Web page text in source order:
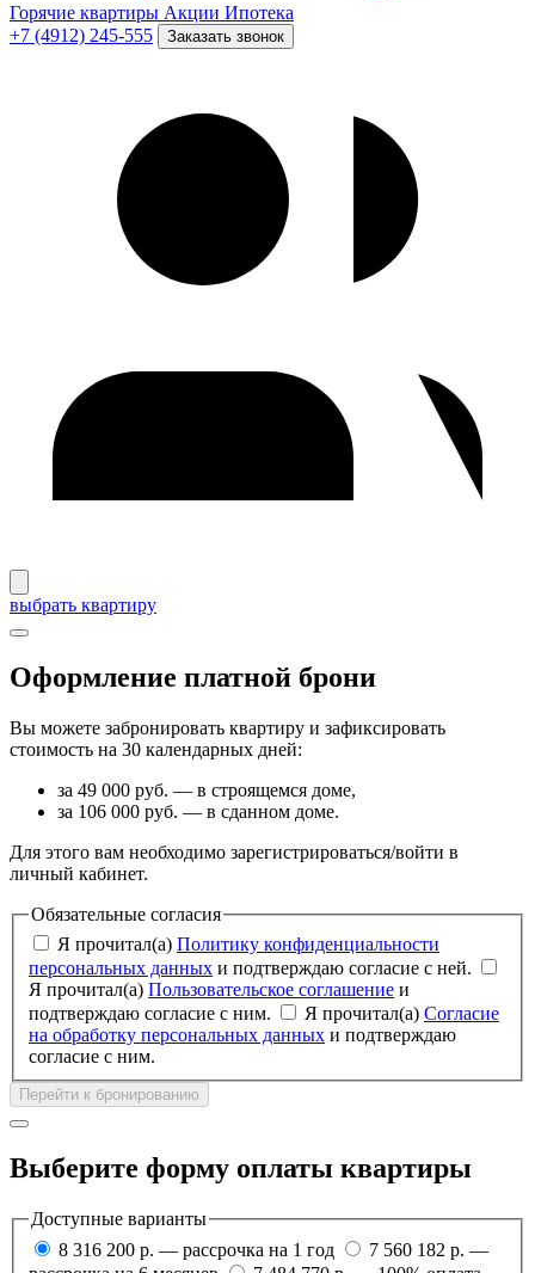
Горячие квартиры Акции Ипотека
+7 (4912) 245-555
Заказать звонок
выбрать квартиру
Оформление платной брони
Вы можете забронировать квартиру и зафиксировать
стоимость на 30 календарных дней:
за 49 000 руб. — в строящемся доме,
за 106 000 руб. — в сданном доме.
Для этого вам необходимо зарегистрироваться/войти в
личный кабинет.
Обязательные согласия
Я прочитал(а) Политику конфиденциальности
персональных данных и подтверждаю согласие с ней.
Я прочитал(а) Пользовательское соглашение
подтверждаю согласие с ним.
Я прочитал(а) Согласие
на обработку персональных данных
согласие с ним.
Перейти к бронированию
Выберите форму оплаты квартиры
Доступные варианты
8 316 200 р. — рассрочка на 1 год
7 560 182 р. —